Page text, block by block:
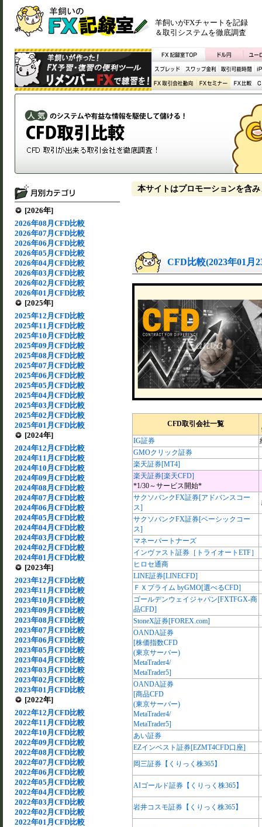
羊飼いがFXチャートを記録
＆取引システムを徹底調査
[2026年]
2026年08月CFD比較
2026年07月CFD比較
2026年06月CFD比較
2026年05月CFD比較
2026年04月CFD比較
2026年03月CFD比較
2026年02月CFD比較
2026年01月CFD比較
[2025年]
2025年12月CFD比較
2025年11月CFD比較
2025年10月CFD比較
2025年09月CFD比較
2025年08月CFD比較
2025年07月CFD比較
2025年06月CFD比較
2025年05月CFD比較
2025年04月CFD比較
2025年03月CFD比較
2025年02月CFD比較
2025年01月CFD比較
[2024年]
2024年12月CFD比較
2024年11月CFD比較
2024年10月CFD比較
2024年09月CFD比較
2024年08月CFD比較
2024年07月CFD比較
2024年06月CFD比較
2024年05月CFD比較
2024年04月CFD比較
2024年03月CFD比較
2024年02月CFD比較
2024年01月CFD比較
[2023年]
2023年12月CFD比較
2023年11月CFD比較
2023年10月CFD比較
2023年09月CFD比較
2023年08月CFD比較
2023年07月CFD比較
2023年06月CFD比較
2023年05月CFD比較
2023年04月CFD比較
2023年03月CFD比較
2023年02月CFD比較
2023年01月CFD比較
[2022年]
2022年12月CFD比較
2022年11月CFD比較
2022年10月CFD比較
2022年09月CFD比較
2022年08月CFD比較
2022年07月CFD比較
2022年06月CFD比較
2022年05月CFD比較
2022年04月CFD比較
2022年03月CFD比較
2022年02月CFD比較
2022年01月CFD比較
本サイトはプロモーションを含み
CFD比較(2023年01月
CFD取引会社一覧
IG証券
GMOクリック証券
楽天証券[MT4]
楽天証券[楽天CFD]
*1/30～サービス開始*
サクソバンクFX証券[アドバンスコー
ス]
サクソバンクFX証券[ベーシックコー
ス]
マネーパートナーズ
インヴァスト証券［トライオートETF］
ヒロセ通商
LINE証券[LINECFD]
ＦＸプライム byGMO[選べるCFD]
ゴールデンウェイジャパン[FXTFGX-商
品CFD]
StoneX証券[FOREX.com]
OANDA証券
[株価指数CFD
(東京サーバー)
MetaTrader4/
MetaTrader5]
OANDA証券
[商品CFD
(東京サーバー)
MetaTrader4/
MetaTrader5]
あい証券
EZインベスト証券[EZMT4CFD口座]
岡三証券【くりっく株365】
AIゴールド証券【くりっく株365】
岩井コスモ証券【くりっく株365】